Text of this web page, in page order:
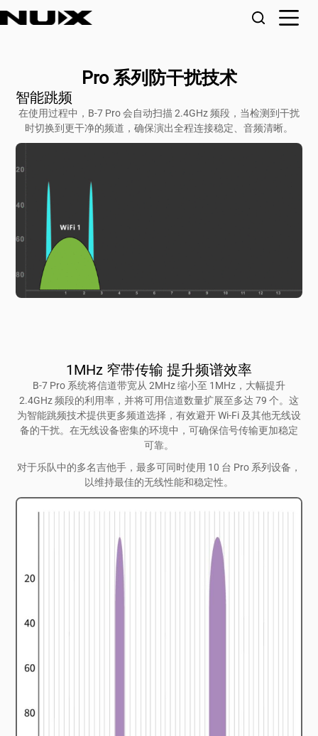
Pro 系列防干扰技术
智能跳频
在使用过程中，B-7 Pro 会自动扫描 2.4GHz 频段，当检测到干扰
时切换到更干净的频道，确保演出全程连接稳定、音频清晰。
1MHz 窄带传输 提升频谱效率
B-7 Pro 系统将信道带宽从 2MHz 缩小至 1MHz，大幅提升
2.4GHz 频段的利用率，并将可用信道数量扩展至多达 79 个。这
为智能跳频技术提供更多频道选择，有效避开 Wi-Fi 及其他无线设
备的干扰。在无线设备密集的环境中，可确保信号传输更加稳定
可靠。
对于乐队中的多名吉他手，最多可同时使用 10 台 Pro 系列设备，
以维持最佳的无线性能和稳定性。